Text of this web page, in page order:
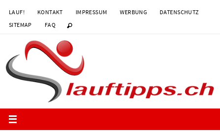
Zum
Inhalt
LAUF! KONTAKT IMPRESSUM WERBUNG
DATENSCHUTZ
SITEMAP
FAQ